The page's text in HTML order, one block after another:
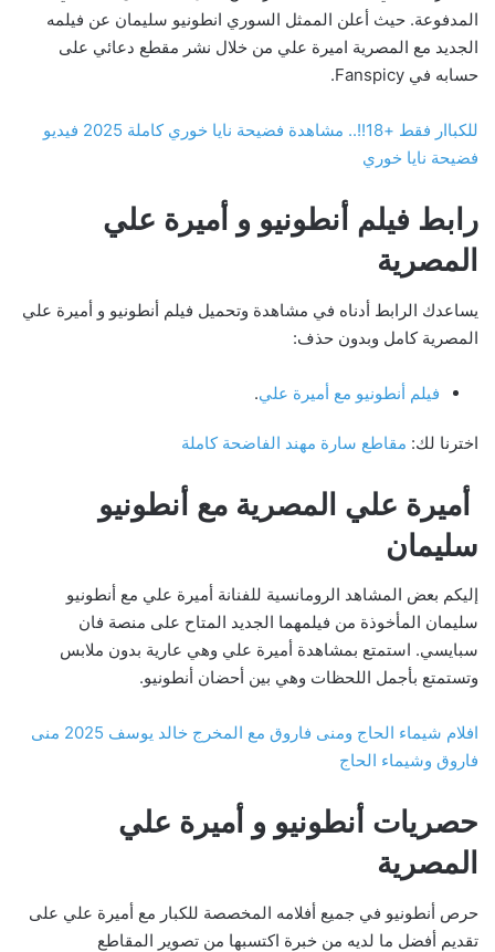
المدفوعة. حيث أعلن الممثل السوري انطونيو سليمان عن فيلمه
الجديد مع المصرية اميرة علي من خلال نشر مقطع دعائي على
حسابه في Fanspicy.
للكباار فقط +18!!.. مشاهدة فضيحة نايا خوري كاملة 2025 فيديو
فضيحة نايا خوري
رابط فيلم أنطونيو و أميرة علي
المصرية
يساعدك الرابط أدناه في مشاهدة وتحميل فيلم أنطونيو و أميرة علي
المصرية كامل وبدون حذف:
فيلم أنطونيو مع أميرة علي.
اخترنا لك: مقاطع سارة مهند الفاضحة كاملة
أميرة علي المصرية مع أنطونيو
سليمان
إليكم بعض المشاهد الرومانسية للفنانة أميرة علي مع أنطونيو
سليمان المأخوذة من فيلمهما الجديد المتاح على منصة فان
سبايسي. استمتع بمشاهدة أميرة علي وهي عارية بدون ملابس
وتستمتع بأجمل اللحظات وهي بين أحضان أنطونيو.
افلام شيماء الحاج ومنى فاروق مع المخرج خالد يوسف 2025 منى
فاروق وشيماء الحاج
حصريات أنطونيو و أميرة علي
المصرية
حرص أنطونيو في جميع أفلامه المخصصة للكبار مع أميرة علي على
تقديم أفضل ما لديه من خبرة اكتسبها من تصوير المقاطع